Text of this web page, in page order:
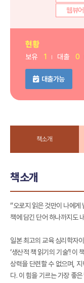
웹뷰어
현황
보유 1 대출 0
대출가능
책소개
책소개
“오로지 읽은 것만이 나에게
책에 담긴 단어 하나까지도
일본 최고의 교육 심리학자
‘생산적 책 읽기의 기술’! 이
상력을 단련할 수 없으며, 지
다. 이 힘을 기르는 가장 좋